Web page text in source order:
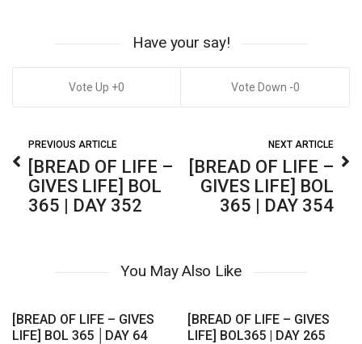
Have your say!
0 0
PREVIOUS ARTICLE
[BREAD OF LIFE –
GIVES LIFE] BOL
365 | DAY 352
NEXT ARTICLE
[BREAD OF LIFE –
GIVES LIFE] BOL
365 | DAY 354
You May Also Like
[BREAD OF LIFE – GIVES
LIFE] BOL 365 │DAY 64
[BREAD OF LIFE – GIVES
LIFE] BOL365 | DAY 265